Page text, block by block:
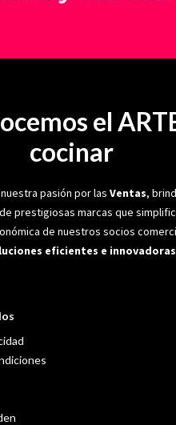
el
cocinar
pasión por las Ventas,
prestigiosas marcas que
de nuestros socios
eficientes e innovadoras